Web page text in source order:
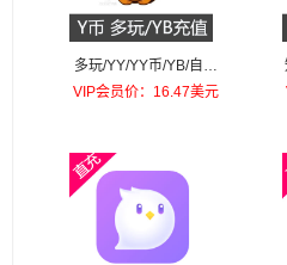
多玩/YY/YY币/YB/自动
充值100个
VIP会员价：16.47美元